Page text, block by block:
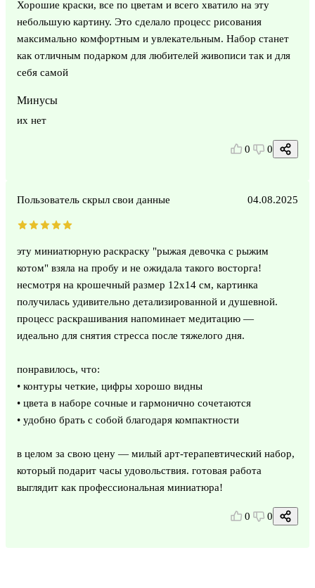
Хорошие краски, все по цветам и всего хватило на эту
небольшую картину. Это сделало процесс рисования
максимально комфортным и увлекательным. Набор станет
как отличным подарком для любителей живописи так и для
себя самой
Минусы
их нет
0 0
Пользователь скрыл свои данные 04.08.2025
эту миниатюрную раскраску "рыжая девочка с рыжим
котом" взяла на пробу и не ожидала такого восторга!
несмотря на крошечный размер 12х14 см, картинка
получилась удивительно детализированной и душевной.
процесс раскрашивания напоминает медитацию —
идеально для снятия стресса после тяжелого дня.
понравилось, что:
• контуры четкие, цифры хорошо видны
• цвета в наборе сочные и гармонично сочетаются
• удобно брать с собой благодаря компактности
в целом за свою цену — милый арт-терапевтический набор,
который подарит часы удовольствия. готовая работа
выглядит как профессиональная миниатюра!
0 0